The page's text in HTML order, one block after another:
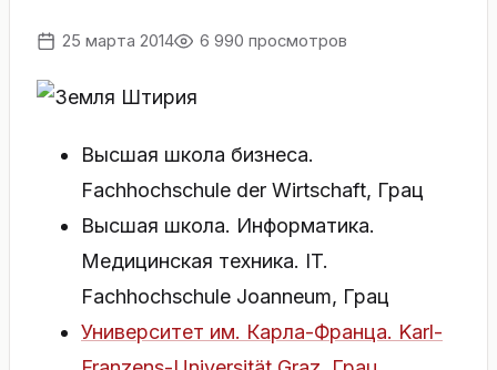
25 марта 2014 6 990 просмотров
Высшая школа бизнеса.
Fachhochschule der Wirtschaft, Грац
Высшая школа. Информатика.
Медицинская техника. IT.
Fachhochschule Joanneum, Грац
Университет им. Карла-Франца. Karl-